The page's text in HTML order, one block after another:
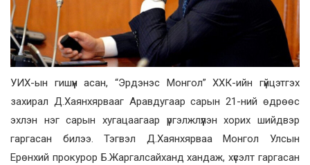
УИХ-ын гишүүн асан, “Эрдэнэс Монгол” ХХК-ийн гүйцэтгэх
захирал Д.Хаянхярвааг Аравдугаар сарын 21-ний өдрөөс
эхлэн нэг сарын хугацаагаар үргэлжлүүлэн хорих шийдвэр
гаргасан билээ. Тэгвэл Д.Хаянхярваа Монгол Улсын
Ерөнхий прокурор Б.Жаргалсайханд хандаж, хүсэлт гаргасан